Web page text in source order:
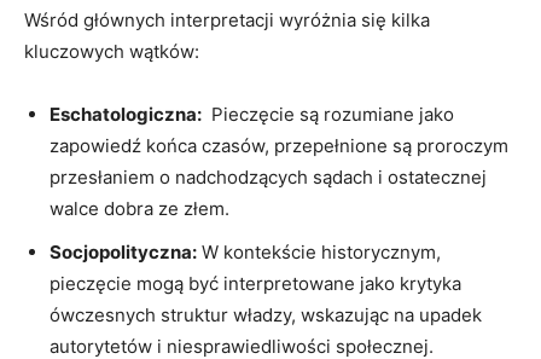
Wśród‍ głównych interpretacji‍ wyróżnia⁢ się kilka
‍kluczowych wątków:
Eschatologiczna: ⁢ Pieczęcie‍ są rozumiane jako
zapowiedź ​końca czasów,⁢ przepełnione są proroczym
⁣przesłaniem o‌ nadchodzących sądach i ostatecznej
walce dobra ze ⁤złem.
Socjopolityczna: W kontekście ‍historycznym,
pieczęcie ‍mogą być interpretowane jako‌ krytyka
ówczesnych struktur władzy, ⁤wskazując na upadek
autorytetów ‍i niesprawiedliwości‌ społecznej.